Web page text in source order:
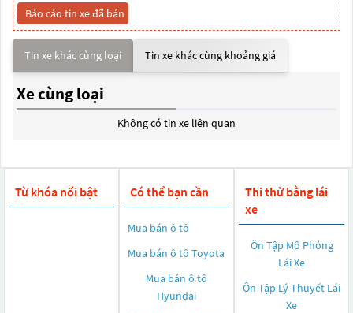
Báo cáo tin xe đã bán
Tin xe khác cùng loại Tin xe khác cùng khoảng giá
Xe cùng loại
Không có tin xe liên quan
Từ khóa nổi bật Có thể bạn cần
Mua bán ô tô
Mua bán ô tô Toyota
Mua bán ô tô
Hyundai
Thi thử bằng lái
xe
Ôn Tập Mô Phỏng
Lái Xe
Ôn Tập Lý Thuyết Lái
Xe